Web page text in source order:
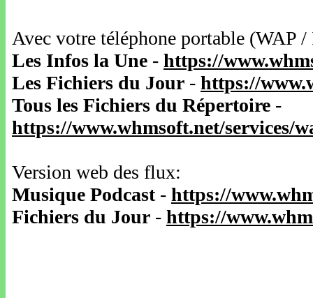
Avec votre téléphone portable
Les Infos la Une - https://
Les Fichiers du Jour - https://
Tous les Fichiers du Répertoire -
https://www.whmsoft.net/services/
Version web des flux:
Musique Podcast- https://
Fichiers du Jour - https://